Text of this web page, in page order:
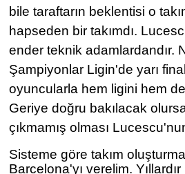
bile taraftarın beklentisi o
hapseden bir takımdı.
ender teknik adamlardandır.
Şampiyonlar Ligin'de yarı
oyuncularla hem ligini hem
Geriye doğru bakılacak
çıkmamış olması
Sisteme göre takım
Barcelona'yı verelim.